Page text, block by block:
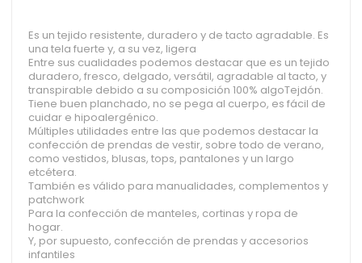
Es un tejido resistente, duradero y de tacto agradable. Es
una tela fuerte y, a su vez, ligera
Entre sus cualidades podemos destacar que es un tejido
duradero, fresco, delgado, versátil, agradable al tacto, y
transpirable debido a su composición 100% algoTejdón.
Tiene buen planchado, no se pega al cuerpo, es fácil de
cuidar e hipoalergénico.
Múltiples utilidades entre las que podemos destacar la
confección de prendas de vestir, sobre todo de verano,
como vestidos, blusas, tops, pantalones y un largo
etcétera.
También es válido para manualidades, complementos y
patchwork
Para la confección de manteles, cortinas y ropa de
hogar.
Y, por supuesto, confección de prendas y accesorios
infantiles